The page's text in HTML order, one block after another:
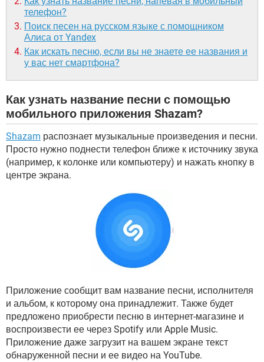
телефон?
Поиск песен на русском языке с помощником
Алиса от Yandex
Как искать песню, если вы не знаете ее названия и
у вас нет смартфона?
Как узнать название песни с помощью
мобильного приложения Shazam?
Shazam распознает музыкальные произведения и песни.
Просто нужно поднести телефон ближе к источнику звука
(например, к колонке или компьютеру) и нажать кнопку в
центре экрана.
Приложение сообщит вам название песни, исполнителя
и альбом, к которому она принадлежит. Также будет
предложено приобрести песню в интернет-магазине и
воспроизвести ее через Spotify или Apple Music.
Приложение даже загрузит на вашем экране текст
обнаруженной песни и ее видео на YouTube.